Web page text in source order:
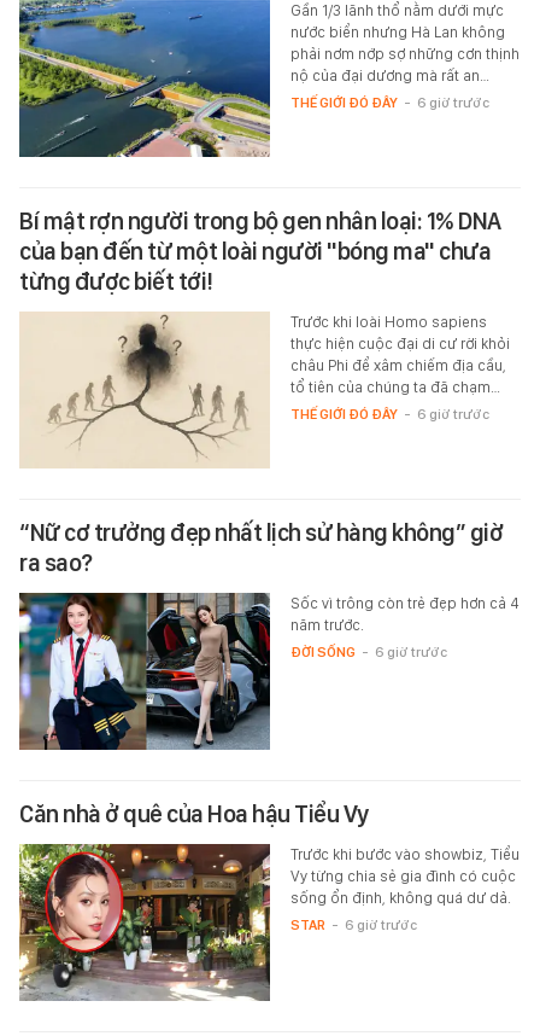
Gần 1/3 lãnh thổ nằm dưới mực
nước biển nhưng Hà Lan không
phải nơm nớp sợ những cơn thịnh
nộ của đại dương mà rất an…
THẾ GIỚI ĐÓ ĐÂY - 6 giờ trước
Bí mật rợn người trong bộ gen nhân loại: 1% DNA
của bạn đến từ một loài người "bóng ma" chưa
từng được biết tới!
Trước khi loài Homo sapiens
thực hiện cuộc đại di cư rời khỏi
châu Phi để xâm chiếm địa cầu,
tổ tiên của chúng ta đã chạm…
THẾ GIỚI ĐÓ ĐÂY - 6 giờ trước
“Nữ cơ trưởng đẹp nhất lịch sử hàng không” giờ
ra sao?
Sốc vì trông còn trẻ đẹp hơn cả 4
năm trước.
ĐỜI SỐNG - 6 giờ trước
Căn nhà ở quê của Hoa hậu Tiểu Vy
Trước khi bước vào showbiz, Tiểu
Vy từng chia sẻ gia đình có cuộc
sống ổn định, không quá dư dả.
STAR - 6 giờ trước